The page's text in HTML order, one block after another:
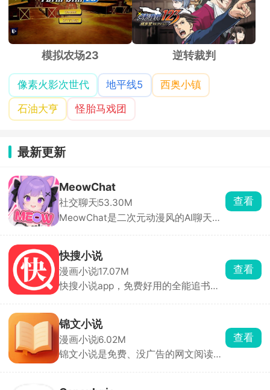
模拟农场23 逆转裁判
像素火影次世代 地平线5
西奥小镇
石油大亨
怪胎马戏团
最新更新
MeowChat
社交聊天53.30M
MeowChat是二次元动漫风的AI聊天
整，聊天像进了动漫剧情，AI回复贴合
人设。适合喜欢二次元、猫娘、剧情代
入感强的 AI 陪伴党。
查看
快搜小说
漫画小说17.07M
快搜小说app，免费好用的全能追书阅
习惯。丰富护眼模式、多款背景色自由
选择，兼顾阅读舒适与用眼健康，操作
简单便捷，是日常追文看书的绝佳选
择。
查看
锦文小说
漫画小说6.02M
锦文小说是免费、没广告的网文阅读
查看